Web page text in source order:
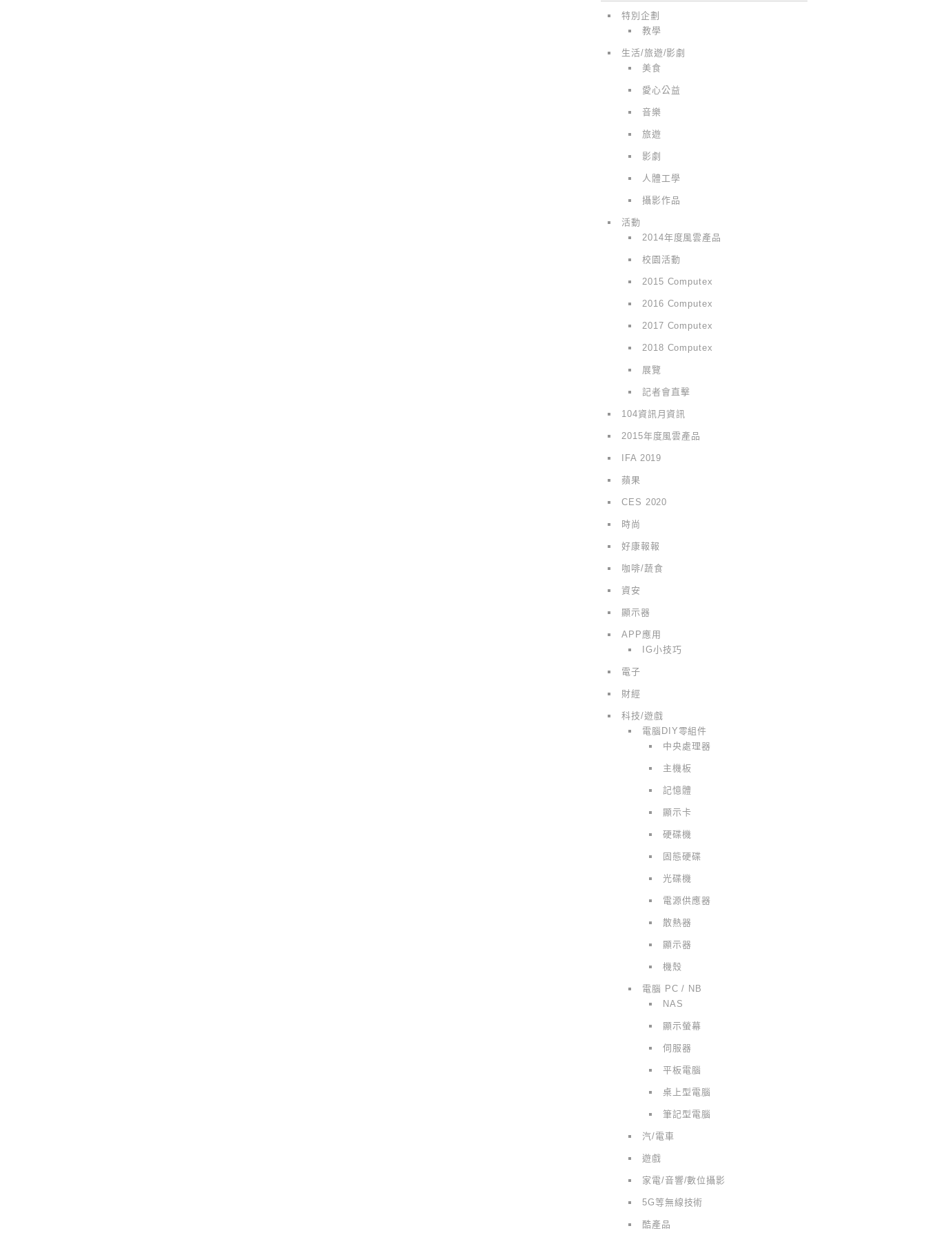
特別企劃
教學
生活/旅遊/影劇
美食
愛心公益
音樂
旅遊
影劇
人體工學
攝影作品
活動
2014年度風雲產品
校園活動
2015 Computex
2016 Computex
2017 Computex
2018 Computex
展覽
記者會直擊
104資訊月資訊
2015年度風雲產品
IFA 2019
蘋果
CES 2020
時尚
好康報報
咖啡/蔬食
資安
顯示器
APP應用
IG小技巧
電子
財經
科技/遊戲
電腦DIY零組件
中央處理器
主機板
記憶體
顯示卡
硬碟機
固態硬碟
光碟機
電源供應器
散熱器
顯示器
機殼
電腦 PC / NB
NAS
顯示螢幕
伺服器
平板電腦
桌上型電腦
筆記型電腦
汽/電車
遊戲
家電/音響/數位攝影
5G等無線技術
酷產品